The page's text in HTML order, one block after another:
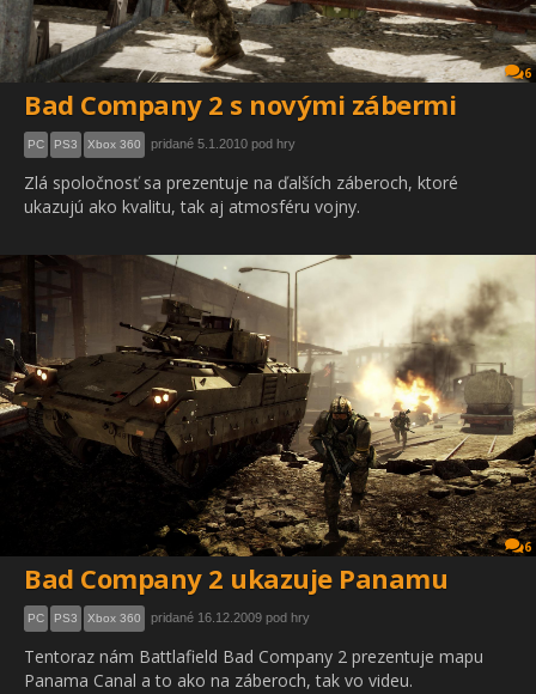
6
Bad Company 2 s novými zábermi
PC PS3 Xbox 360 pridané 5.1.2010 pod hry
Zlá spoločnosť sa prezentuje na ďalších záberoch, ktoré
ukazujú ako kvalitu, tak aj atmosféru vojny.
6
Bad Company 2 ukazuje Panamu
PC PS3 Xbox 360 pridané 16.12.2009 pod hry
Tentoraz nám Battlafield Bad Company 2 prezentuje mapu
Panama Canal a to ako na záberoch, tak vo videu.